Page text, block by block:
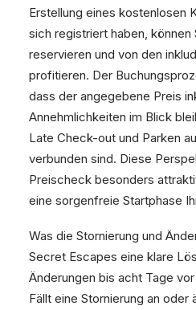
Erstellung eines kostenlosen
sich registriert haben,
reservieren und von den
profitieren. Der
dass der angegebene Preis
Annehmlichkeiten im Blick
Late Check-out und Parken
verbunden sind. Diese
Preischeck besonders
eine sorgenfreie Startphase
Was die Stornierung und
Secret Escapes eine klare
Änderungen bis acht Tage
Fällt eine Stornierung an oder